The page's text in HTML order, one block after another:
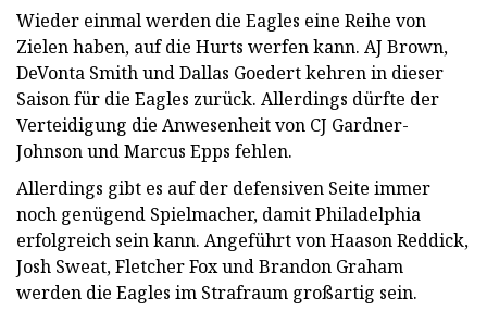
Wieder einmal werden die Eagles eine Reihe von
Zielen haben, auf die Hurts werfen kann. AJ Brown,
DeVonta Smith und Dallas Goedert kehren in dieser
Saison für die Eagles zurück. Allerdings dürfte der
Verteidigung die Anwesenheit von CJ Gardner-
Johnson und Marcus Epps fehlen.
Allerdings gibt es auf der defensiven Seite immer
noch genügend Spielmacher, damit Philadelphia
erfolgreich sein kann. Angeführt von Haason Reddick,
Josh Sweat, Fletcher Fox und Brandon Graham
werden die Eagles im Strafraum großartig sein.